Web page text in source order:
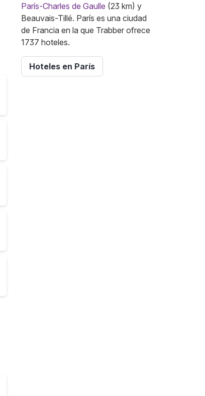
París-Charles de Gaulle (23 km) y
Beauvais-Tillé. París es una ciudad
de Francia en la que Trabber ofrece
1737 hoteles.
Hoteles en París